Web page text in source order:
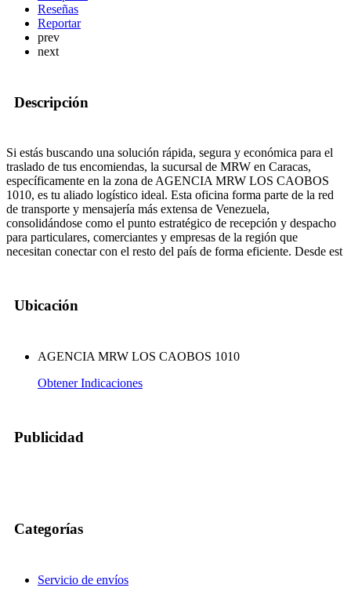
Reseñas
Reportar
prev
next
Descripción
Si estás buscando una solución rápida, segura y económica para el
traslado de tus encomiendas, la sucursal de MRW en Caracas,
específicamente en la zona de AGENCIA MRW LOS CAOBOS
1010, es tu aliado logístico ideal. Esta oficina forma parte de la red
de transporte y mensajería más extensa de Venezuela,
consolidándose como el punto estratégico de recepción y despacho
para particulares, comerciantes y empresas de la región que
necesitan conectar con el resto del país de forma eficiente. Desde est
Ubicación
AGENCIA MRW LOS CAOBOS 1010
Obtener Indicaciones
Publicidad
Categorías
Servicio de envíos